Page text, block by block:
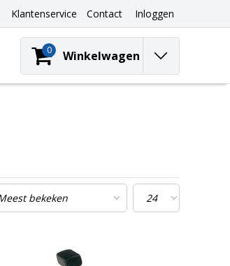
Klantenservice Contact Inloggen
0 Winkelwagen